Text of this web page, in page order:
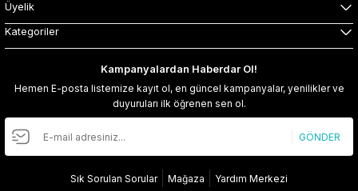
Üyelik
Kategoriler
Kampanyalardan Haberdar Ol!
Hemen E-posta listemize kayıt ol, en güncel kampanyalar, yenilikler ve
duyuruları ilk öğrenen sen ol.
GÖNDER
Sık Sorulan Sorular Mağaza Yardım Merkezi